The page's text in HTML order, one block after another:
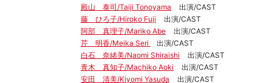
殿山 泰司/Taiji Tonoyama
出演/CAST
藤 ひろ子/Hiroko Fuji
出演/CAST
阿部 真理子/Mariko Abe
出演/CAST
芹 明香/Meika Seri
出演/CAST
白石 奈緒美/Naomi Shiraishi
出演/CAST
青木 真知子/Machiko Aoki
出演/CAST
安田 清美/Kiyomi Yasuda
出演/CAST